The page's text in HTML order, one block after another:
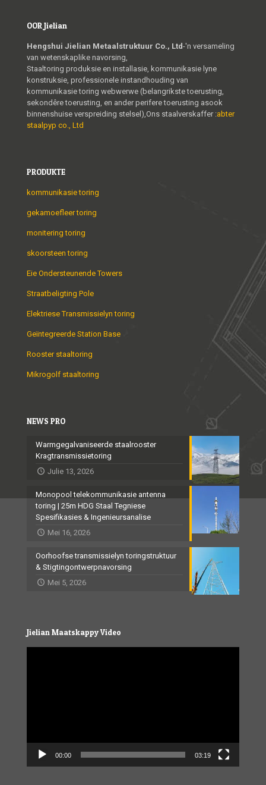
OOR Jielian
Hengshui Jielian Metaalstruktuur Co., Ltd-'n versameling
van wetenskaplike navorsing,
Staaltoring produksie en installasie, kommunikasie lyne
konstruksie, professionele instandhouding van
kommunikasie toring webwerwe (belangrikste toerusting,
sekondêre toerusting, en ander perifere toerusting asook
binnenshuise verspreiding stelsel),Ons staalverskaffer :abter
staalpyp co., Ltd
PRODUKTE
kommunikasie toring
gekamoefleer toring
monitering toring
skoorsteen toring
Eie Ondersteunende Towers
Straatbeligting Pole
Elektriese Transmissielyn toring
Geïntegreerde Station Base
Rooster staaltoring
Mikrogolf staaltoring
NEWS PRO
Warmgegalvaniseerde staalrooster
Kragtransmissietoring
Julie 13, 2026
Monopool telekommunikasie antenna
toring | 25m HDG Staal Tegniese
Spesifikasies & Ingenieursanalise
Mei 16, 2026
Oorhoofse transmissielyn toringstruktuur
& Stigtingontwerpnavorsing
Mei 5, 2026
Jielian Maatskappy Video
00:00 03:19